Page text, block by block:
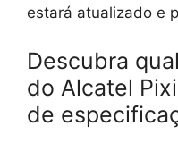
estará atualizado e
Descubra
do Alcatel
de